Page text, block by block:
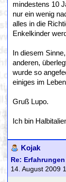
mindestens 10
nur ein wenig
alles in die
Enkelkinder
In diesem
anderen,
wurde so
einiges im
Gruß Lupo.
Ich bin
Kojak
Re:
14. August 2009